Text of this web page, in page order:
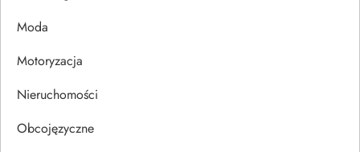
p
i
s
u
Moda
Motoryzacja
Nieruchomości
Obcojęzyczne